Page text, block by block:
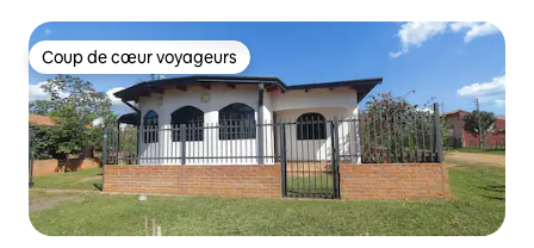
Coup de cœur voyageurs
Coup de cœur voyageurs